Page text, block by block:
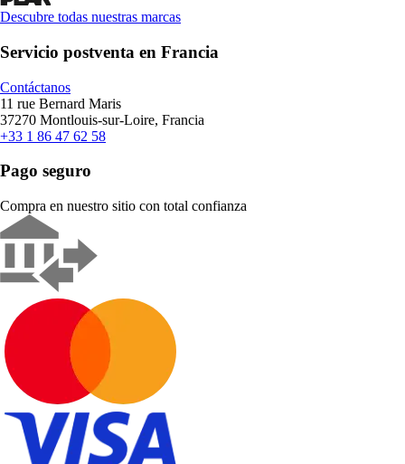
Descubre todas nuestras marcas
Servicio postventa en Francia
Contáctanos
11 rue Bernard Maris
37270 Montlouis-sur-Loire, Francia
+33 1 86 47 62 58
Pago seguro
Compra en nuestro sitio con total confianza